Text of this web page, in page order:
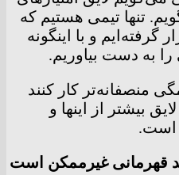
تنها تیمی هستیم که
گرفته‌ایم و با اینگونه
به دست بیاوریم.
منصفانه‌تر کار کنند
بیشتر از اینها و
است.
قهرمانی غیرممکن است